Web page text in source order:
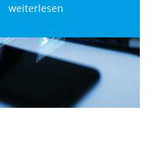
weiterlesen